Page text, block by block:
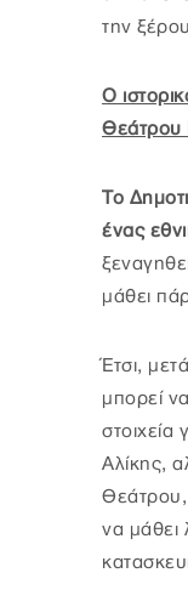
την
Ο
Θεάτρου
Το
ένας
μάθει
Έτσι,
μπορεί
στοιχεία
Αλίκης,
Θεάτρου,
να μάθει